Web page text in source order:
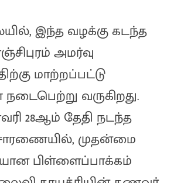
இந்த வழக்கு கடந்த
அமர்வு
மாற்றப்பட்டு
வருகிறது.
28ஆம் தேதி நடந்த
முதன்மை
பிள்ளைப்பாக்கம்